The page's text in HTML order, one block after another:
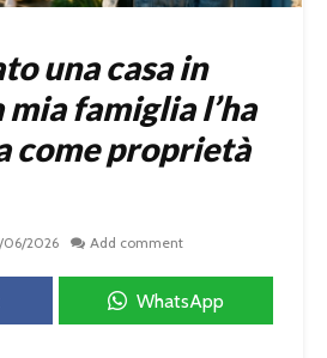
una casa in
mia famiglia l’ha
come proprietà
06/2026 Add comment
WhatsApp